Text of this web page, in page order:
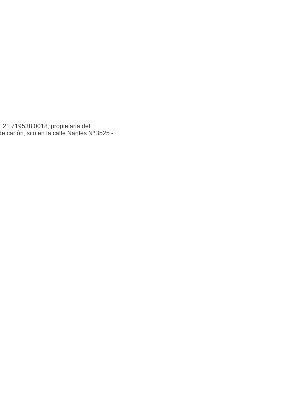
21 719538 0018, propietaria del
cartón, sito en la calle Nantes Nº 3525.-